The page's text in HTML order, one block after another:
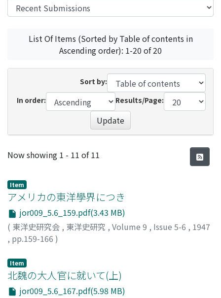
List Of Items (Sorted by Table of contents in
Ascending order): 1-20 of 20
Sort by:
In order:
Results/Page:
Update
Recent Submissions
Now showing 1 - 11 of 11
Item
アメリカの東洋學界につき
jor009_5.6_159.pdf(3.43 MB)
( 東洋史研究会 , 東洋史研究 , Volume 9 , Issue 5-6 , 1947
, pp.159-166 )
Item
北魏の大人官に就いて(上)
jor009_5.6_167.pdf(5.98 MB)